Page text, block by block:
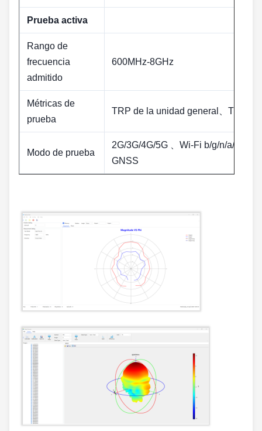
Prueba activa
Rango de
frecuencia
admitido
600MHz-8GHz
Métricas de
prueba
TRP de la unidad general、TIS、
Modo de prueba
2G/3G/4G/5G 、Wi-Fi b/g/n/a/ac/ax
GNSS